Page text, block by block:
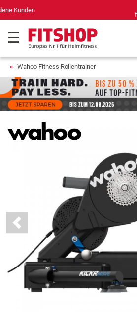
Deutschlands bester
für Sportgeräte (n-tv+DISQ
Wahoo Fitness Rollentrainer
Previous